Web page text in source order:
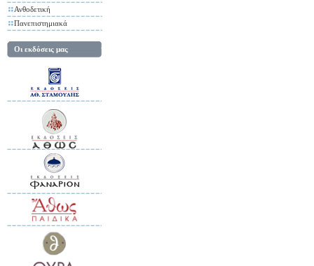
Ανθοδετική
Πανεπιστημιακά
Οι εκδόσεις μας